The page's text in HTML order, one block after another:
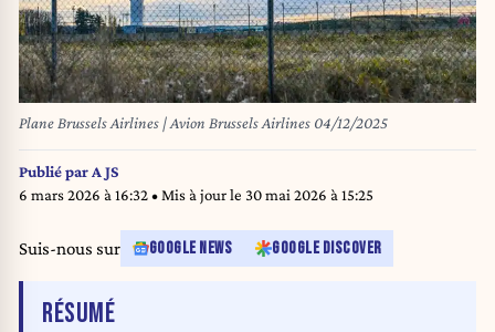
Plane Brussels Airlines | Avion Brussels Airlines 04/12/2025
Publié par A JS
6 mars 2026 à 16:32• Mis à jour le 30 mai 2026 à 15:25
Suis-nous sur GOOGLE NEWS GOOGLE DISCOVER
RÉSUMÉDE L'ARTICLE